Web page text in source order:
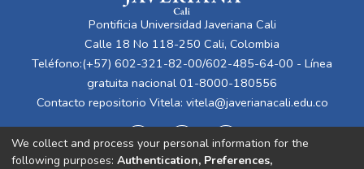
Pontificia Universidad Javeriana Cali
Calle 18 No 118-250 Cali, Colombia
Teléfono:(+57) 602-321-82-00/602-485-64-00 - Línea
gratuita nacional 01-8000-180556
Contacto repositorio Vitela: vitela@javerianacali.edu.co
We collect and process your personal information for the
following purposes: Authentication, Preferences,